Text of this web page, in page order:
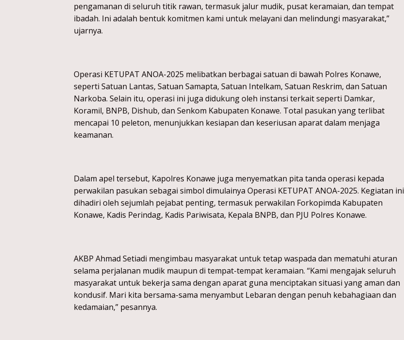
pengamanan di seluruh titik rawan, termasuk jalur mudik, pusat keramaian, dan tempat
ibadah. Ini adalah bentuk komitmen kami untuk melayani dan melindungi masyarakat,”
ujarnya.
Operasi KETUPAT ANOA-2025 melibatkan berbagai satuan di bawah Polres Konawe,
seperti Satuan Lantas, Satuan Samapta, Satuan Intelkam, Satuan Reskrim, dan Satuan
Narkoba. Selain itu, operasi ini juga didukung oleh instansi terkait seperti Damkar,
Koramil, BNPB, Dishub, dan Senkom Kabupaten Konawe. Total pasukan yang terlibat
mencapai 10 peleton, menunjukkan kesiapan dan keseriusan aparat dalam menjaga
keamanan.
Dalam apel tersebut, Kapolres Konawe juga menyematkan pita tanda operasi kepada
perwakilan pasukan sebagai simbol dimulainya Operasi KETUPAT ANOA-2025. Kegiatan ini
dihadiri oleh sejumlah pejabat penting, termasuk perwakilan Forkopimda Kabupaten
Konawe, Kadis Perindag, Kadis Pariwisata, Kepala BNPB, dan PJU Polres Konawe.
AKBP Ahmad Setiadi mengimbau masyarakat untuk tetap waspada dan mematuhi aturan
selama perjalanan mudik maupun di tempat-tempat keramaian. “Kami mengajak seluruh
masyarakat untuk bekerja sama dengan aparat guna menciptakan situasi yang aman dan
kondusif. Mari kita bersama-sama menyambut Lebaran dengan penuh kebahagiaan dan
kedamaian,” pesannya.